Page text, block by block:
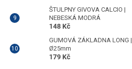
ŠTULPNY GIVOVA CALCIO |
NEBESKÁ MODRÁ
148 Kč
GUMOVÁ ZÁKLADNA LONG |
Ø25mm
179 Kč